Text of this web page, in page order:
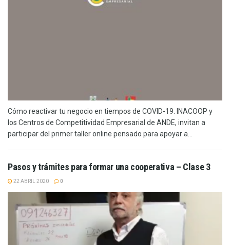
Cómo reactivar tu negocio en tiempos de COVID-19. INACOOP y
los Centros de Competitividad Empresarial de ANDE, invitan a
participar del primer taller online pensado para apoyar a...
Pasos y trámites para formar una cooperativa – Clase 3
22 ABRIL 2020 0